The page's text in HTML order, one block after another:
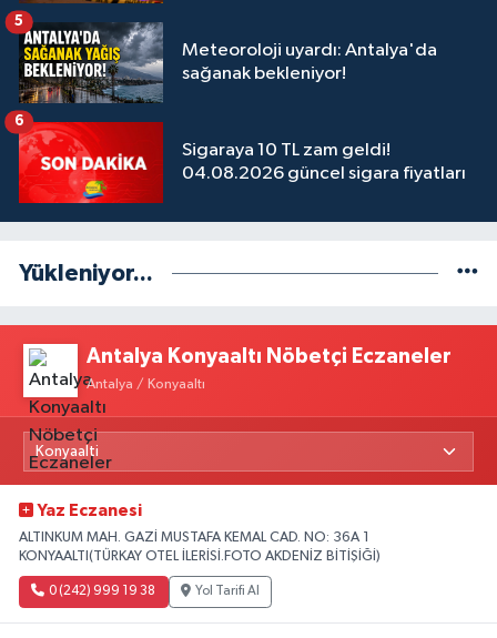
Meteoroloji uyardı: Antalya'da
sağanak bekleniyor!
5
Sigaraya 10 TL zam geldi!
04.08.2026 güncel sigara fiyatları
6
Yükleniyor...
Antalya Konyaaltı Nöbetçi Eczaneler
Antalya / Konyaaltı
Yaz Eczanesi
ALTINKUM MAH. GAZİ MUSTAFA KEMAL CAD. NO: 36A 1
KONYAALTI(TÜRKAY OTEL İLERİSİ.FOTO AKDENİZ BİTİŞİĞİ)
0 (242) 999 19 38 Yol Tarifi Al